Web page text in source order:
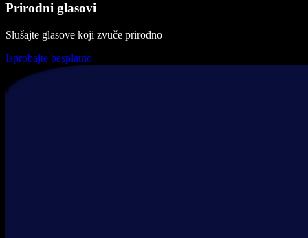
Prirodni glasovi
Slušajte glasove koji zvuče prirodno
Isprobajte besplatno